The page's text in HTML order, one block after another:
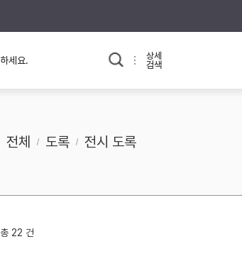
사료와 문학으로 본
고대
조선 후기
교과 연동 자료
상세
검색
전체 도록 전시 도록
총 22 건